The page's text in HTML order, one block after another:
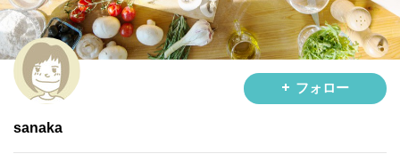
フォロー
sanaka